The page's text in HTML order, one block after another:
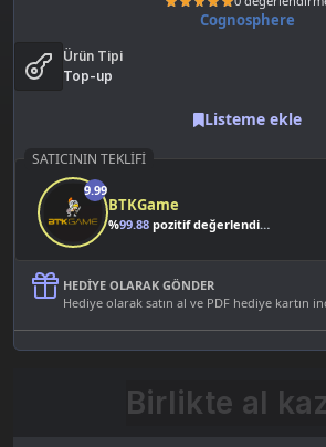
Cognosphere
Ürün Tipi
Top-up
Listeme ekle
SATICININ TEKLIFI
9.99
BTKGame
%99.88 pozitif değerlendirme
HEDIYE OLARAK GÖNDER
Hediye olarak satın al ve PDF hediye kartın
Birlikte al